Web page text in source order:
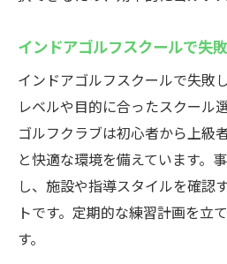
インドアゴルフスクールで失
インドアゴルフスクールで失敗
レベルや目的に合ったスクール
ゴルフクラブは初心者から上級
と快適な環境を備えています。
し、施設や指導スタイルを確認
トです。定期的な練習計画を立
す。